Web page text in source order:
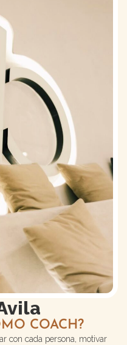
COACH?
con cada persona, motivar